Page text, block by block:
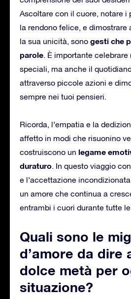
Ascoltare con il cuore, notare
la rendono felice, e dimostrare
la sua unicità, sono gesti che
parole. È importante
speciali, ma anche il
attraverso piccole azioni e
sempre nei tuoi pensieri.
Ricorda, l’empatia e la
affetto in modi che risuonino
costruiscono un legame
duraturo. In questo viaggio
e l’accettazione
un amore che continua a
entrambi i cuori durante tutte
Quali sono le
d’amore da dire
dolce metà per
situazione?